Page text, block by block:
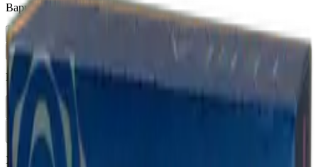
Вариант
Пачка
Блок × 10
Количество
1
В корзину —
Характеристики